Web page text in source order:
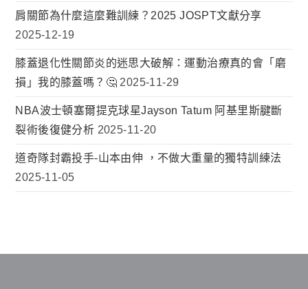
肩關節為什麼這麼難訓練？2025 JOSPT文獻分享
2025-12-19
膝蓋退化性關節炎的迷思大破解：運動治療真的會「磨
損」我的膝蓋嗎？🤔 2025-11-29
NBA波士頓塞爾提克球星Jayson Tatum 阿基里斯腱斷
裂術後復健分析 2025-11-20
道奇隊封霸投手-山本由伸 ，不做大重量的獨特訓練法
2025-11-05